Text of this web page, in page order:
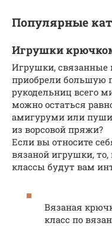
Популярные
Игрушки
Игрушки, связанные
приобрели большую
рукодельниц всего
можно остаться
амигуруми или
из ворсовой пряжи?
Если вы относите
вязаной игрушки,
классы будут вам
Вязаная
класс по